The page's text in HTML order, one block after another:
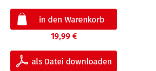
19,99 €